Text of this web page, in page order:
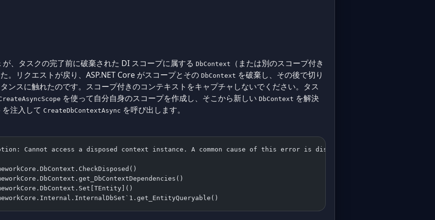
が、タスクの完了前に破棄された DI スコープに属する DbContext
（または別のスコープ付き
。リクエストが戻り、ASP.NET Core がスコープとその DbContext を破棄し、その後で切り
ンスに触れたのです。スコープ付きのコンテキストをキャプチャしないでください。タス
を使って自分自身のスコープを作成し、そこから新しい DbContext を解決
を注入して CreateDbContextAsync を呼び出します。
Cannot access a disposed context instance. A common cause of this error is disposing a context